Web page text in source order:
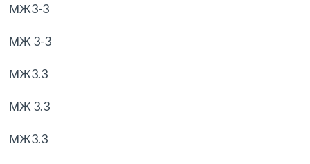
МЖ3-3
МЖ 3-3
МЖ3.3
МЖ 3.3
МЖ3.3